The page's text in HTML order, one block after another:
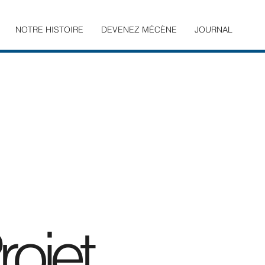
NOTRE HISTOIRE DEVENEZ MÉCÈNE JOURNAL